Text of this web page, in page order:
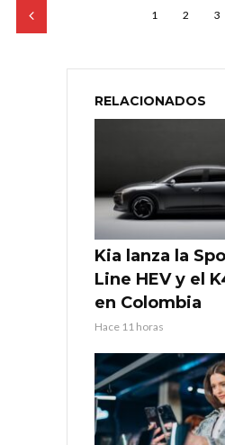
1 2 3
RELACIONADOS
Kia lanza la
Line HEV y el
en Colombia
Hace 11 horas